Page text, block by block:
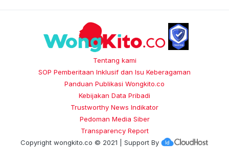
Tentang kami
SOP Pemberitaan Inklusif dan Isu Keberagaman
Panduan Publikasi Wongkito.co
Kebijakan Data Pribadi
Trustworthy News Indikator
Pedoman Media Siber
Transparency Report
Copyright wongkito.co © 2021 | Support By